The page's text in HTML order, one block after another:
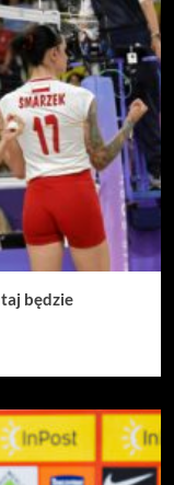
będzie